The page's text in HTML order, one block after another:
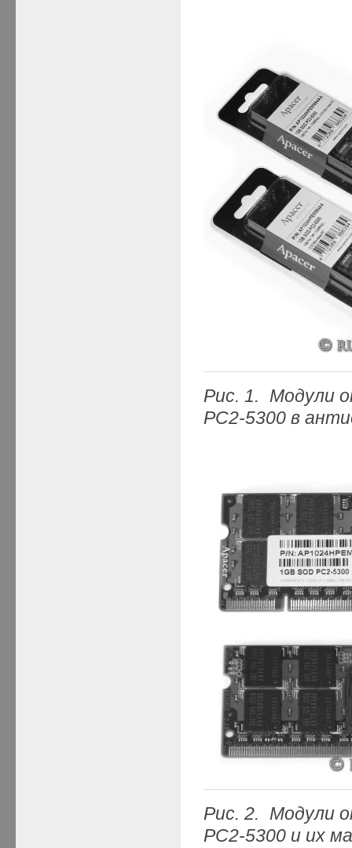
Рис. 1. Модули
PC2-5300 в
Рис. 2. Модули
PC2-5300 и их